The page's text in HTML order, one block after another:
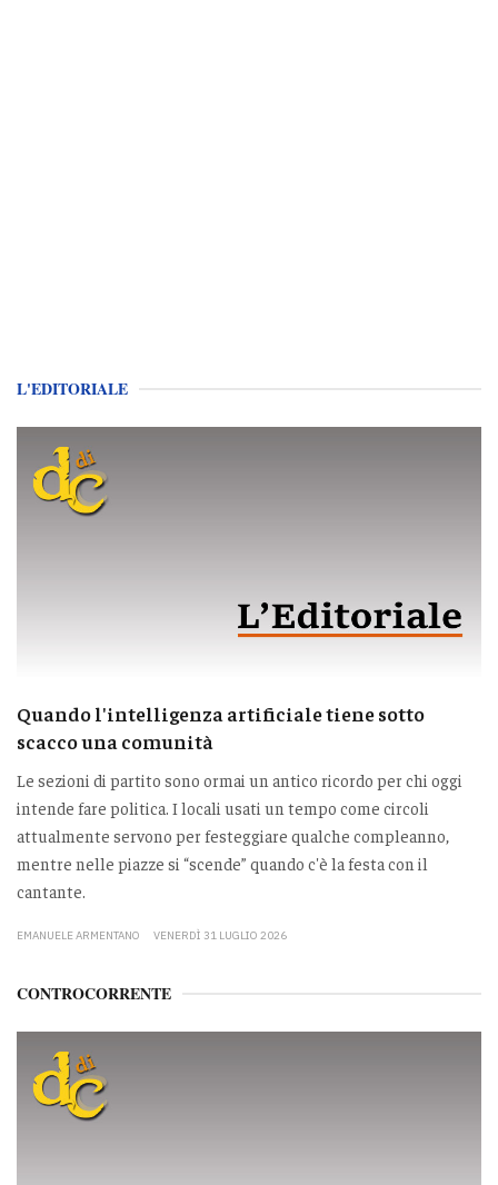
L'EDITORIALE
Quando l'intelligenza artificiale tiene sotto
scacco una comunità
Le sezioni di partito sono ormai un antico ricordo per chi oggi
intende fare politica. I locali usati un tempo come circoli
attualmente servono per festeggiare qualche compleanno,
mentre nelle piazze si “scende” quando c'è la festa con il
cantante.
EMANUELE ARMENTANO VENERDÌ 31 LUGLIO 2026
CONTROCORRENTE